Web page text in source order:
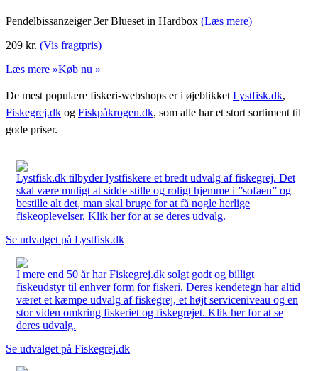
Pendelbissanzeiger 3er Blueset in Hardbox (Læs mere)
209 kr. (Vis fragtpris)
Læs mere »Køb nu »
De mest populære fiskeri-webshops er i øjeblikket Lystfisk.dk,
Fiskegrej.dk og Fiskpåkrogen.dk, som alle har et stort sortiment til
gode priser.
Lystfisk.dk tilbyder lystfiskere et bredt udvalg af fiskegrej. Det
skal være muligt at sidde stille og roligt hjemme i ”sofaen” og
bestille alt det, man skal bruge for at få nogle herlige
fiskeoplevelser. Klik her for at se deres udvalg.
Se udvalget på Lystfisk.dk
I mere end 50 år har Fiskegrej.dk solgt godt og billigt
fiskeudstyr til enhver form for fiskeri. Deres kendetegn har altid
været et kæmpe udvalg af fiskegrej, et højt serviceniveau og en
stor viden omkring fiskeriet og fiskegrejet. Klik her for at se
deres udvalg.
Se udvalget på Fiskegrej.dk